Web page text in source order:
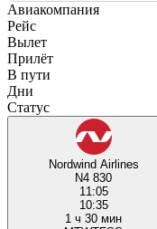
Авиакомпания
Рейс
Вылет
Прилёт
В пути
Дни
Статус
Nordwind Airlines
N4 830
11:05
10:35
1 ч 30 мин